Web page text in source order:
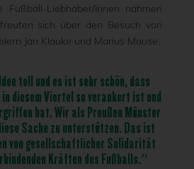
Fußball-Liebhaber/Innen nahmen
sich über den Besuch von
Jan Klauke und Marius Mause.
toll und es ist sehr schön, dass
diesem Viertel so verankert ist und
hat. Wir als Preußen Münster
Sache zu unterstützen. Das ist
von gesellschaftlicher Solidarität
Kräften des Fußballs.”